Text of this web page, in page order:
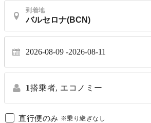
到着地
2026-08-09 2026-08-11
1搭乗者, エコノミー
直行便のみ ※乗り継ぎなし